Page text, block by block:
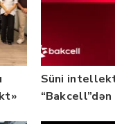
Süni
“Bakcell”dən